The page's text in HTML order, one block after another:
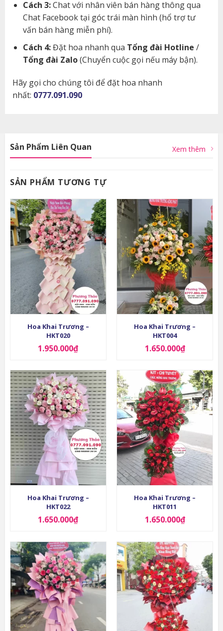
Cách 3:Chat với nhân viên bán hàng thông qua
Chat Facebook tại góc trái màn hình (hổ trợ tư
vấn bán hàng miễn phí).
Cách 4:Đặt hoa nhanh qua Tổng đài Hotline /
Tổng đài Zalo(Chuyển cuộc gọi nếu máy bận).
Hãy gọi cho chúng tôi để đặt hoa nhanh
nhất: 0777.091.090
Sản Phẩm Liên Quan Xem thêm
SẢN PHẨM TƯƠNG TỰ
Hoa Khai Trương –
HKT020
1.950.000₫
Hoa Khai Trương –
HKT004
1.650.000₫
Hoa Khai Trương –
HKT022
1.650.000₫
Hoa Khai Trương –
HKT011
1.650.000₫